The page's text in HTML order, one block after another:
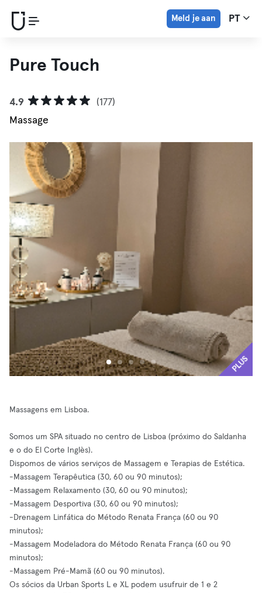
Meld je aan PT
Pure Touch
4.9
(177)
Massage
PLUS
Massagens em Lisboa.
Somos um SPA situado no centro de Lisboa (próximo do Saldanha
e o do El Corte Inglès).
Dispomos de vários serviços de Massagem e Terapias de Estética.
-Massagem Terapêutica (30, 60 ou 90 minutos);
-Massagem Relaxamento (30, 60 ou 90 minutos);
-Massagem Desportiva (30, 60 ou 90 minutos);
-Drenagem Linfática do Método Renata França (60 ou 90
minutos);
-Massagem Modeladora do Método Renata França (60 ou 90
minutos);
-Massagem Pré-Mamã (60 ou 90 minutos).
Os sócios da Urban Sports L e XL podem usufruir de 1 e 2